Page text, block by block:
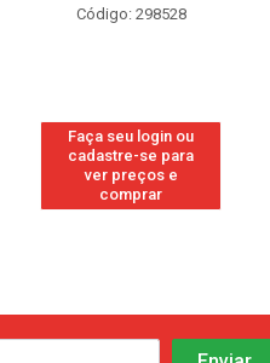
Código: 298528
Faça seu login ou
cadastre-se para
ver preços e
comprar